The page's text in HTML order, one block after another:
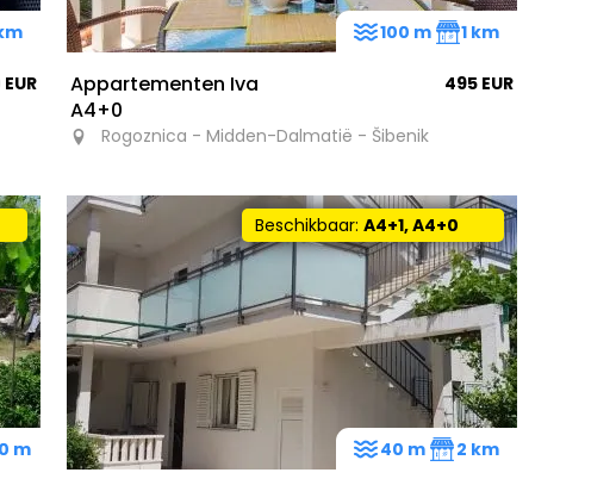
Appartementen Iva
A4+0
495 EUR
Rogoznica - Midden-Dalmatië - Šibenik
100 m 1 km
m
Beschikbaar:A4+1, A4+0
40 m 2 km